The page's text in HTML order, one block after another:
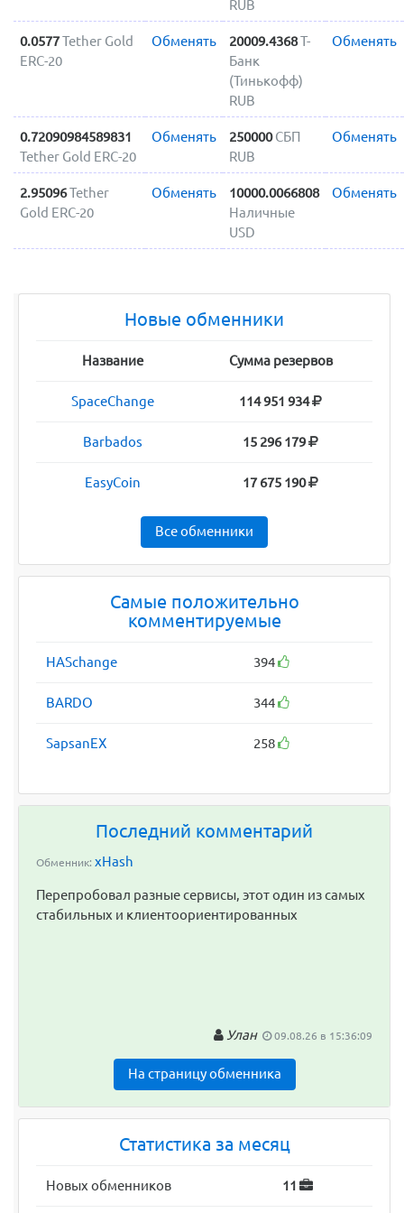
RUB
0.0577Tether Gold
ERC-20
Обменять 20009.4368Т-
Банк
(Тинькофф)
RUB
Обменять
0.72090984589831
Tether Gold ERC-20
Обменять 250000 СБП
RUB
Обменять
2.95096Tether
Gold ERC-20
Обменять
10000.0066808
Наличные
USD
Обменять
Новые обменники
Название Сумма резервов
SpaceChange 114 951 934
Barbados 15 296 179
EasyCoin 17 675 190
Все обменники
Самые положительно
комментируемые
HASchange 394
BARDO 344
SapsanEX 258
Последний комментарий
Обменник: xHash
Перепробовал разные сервисы, этот один из самых
стабильных и клиентоориентированных
Улан 09.08.26 в 15:36:09
На страницу обменника
Статистика за месяц
Новых обменников 11